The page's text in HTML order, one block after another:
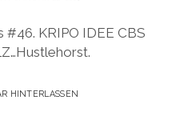
#46. KRIPO IDEE CBS
HINTERLASSEN